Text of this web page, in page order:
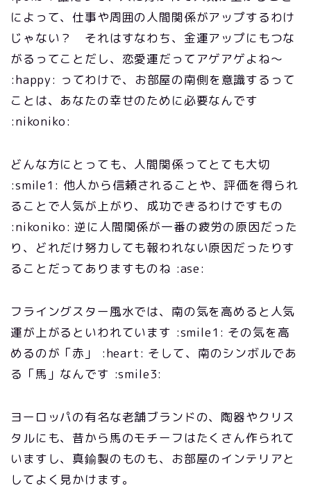
によって、仕事や周囲の人間関係がアップするわけ
じゃない？ それはすなわち、金運アップにもつな
がるってことだし、恋愛運だってアゲアゲよね～
:happy: ってわけで、お部屋の南側を意識するって
ことは、あなたの幸せのために必要なんです
:nikoniko:
どんな方にとっても、人間関係ってとても大切
:smile1: 他人から信頼されることや、評価を得られ
ることで人気が上がり、成功できるわけですもの
:nikoniko: 逆に人間関係が一番の疲労の原因だった
り、どれだけ努力しても報われない原因だったりす
ることだってありますものね :ase:
フライングスター風水では、南の気を高めると人気
運が上がるといわれています :smile1: その気を高
めるのが「赤」 :heart: そして、南のシンボルであ
る「馬」なんです :smile3:
ヨーロッパの有名な老舗ブランドの、陶器やクリス
タルにも、昔から馬のモチーフはたくさん作られて
いますし、真鍮製のものも、お部屋のインテリアと
してよく見かけます。